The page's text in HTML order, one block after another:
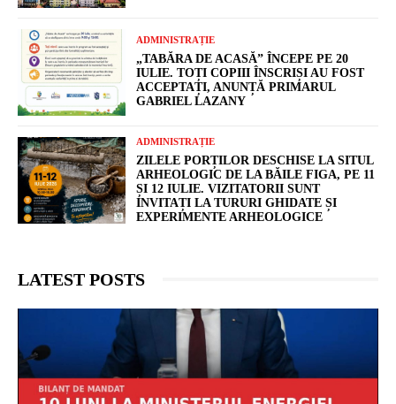
ADMINISTRAȚIE
„TABĂRA DE ACASĂ” ÎNCEPE PE 20
IULIE. TOȚI COPIII ÎNSCRIȘI AU FOST
ACCEPTAȚI, ANUNȚĂ PRIMARUL
GABRIEL LAZANY
ADMINISTRAȚIE
ZILELE PORȚILOR DESCHISE LA SITUL
ARHEOLOGIC DE LA BĂILE FIGA, PE 11
ȘI 12 IULIE. VIZITATORII SUNT
INVITAȚI LA TURURI GHIDATE ȘI
EXPERIMENTE ARHEOLOGICE
LATEST POSTS